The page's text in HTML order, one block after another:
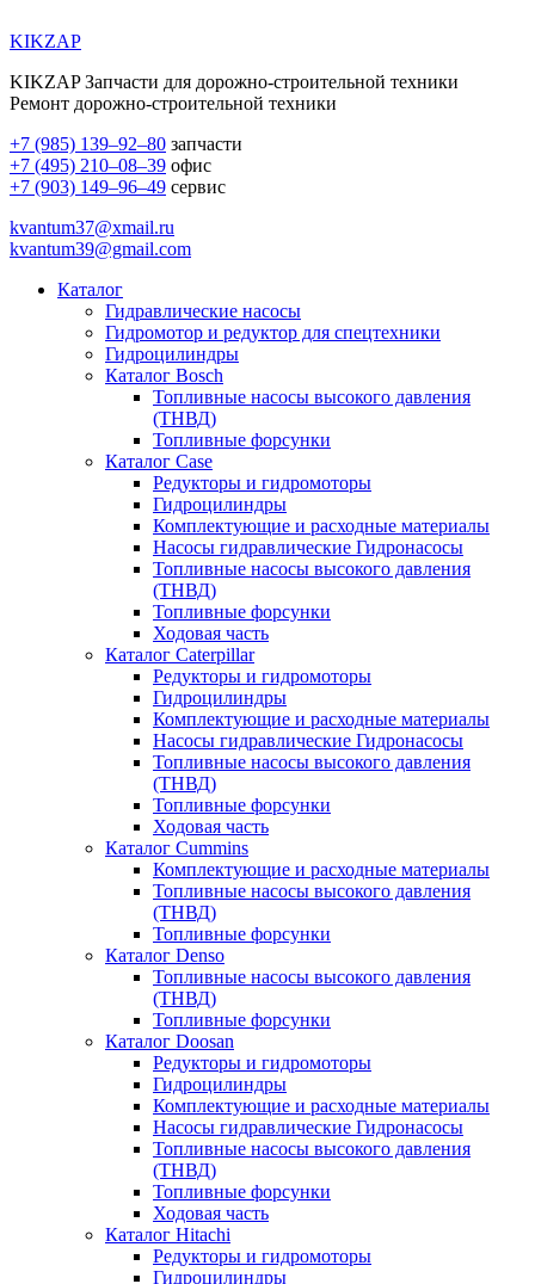
KIKZAP
KIKZAP Запчасти для дорожно-строительной техники
Ремонт дорожно-строительной техники
+7 (985) 139–92–80 запчасти
+7 (495) 210–08–39 офис
+7 (903) 149–96–49 сервис
kvantum37@xmail.ru
kvantum39@gmail.com
Каталог
Гидравлические насосы
Гидромотор и редуктор для спецтехники
Гидроцилиндры
Каталог Bosch
Топливные насосы высокого давления
(ТНВД)
Топливные форсунки
Каталог Case
Редукторы и гидромоторы
Гидроцилиндры
Комплектующие и расходные материалы
Насосы гидравлические Гидронасосы
Топливные насосы высокого давления
(ТНВД)
Топливные форсунки
Ходовая часть
Каталог Caterpillar
Редукторы и гидромоторы
Гидроцилиндры
Комплектующие и расходные материалы
Насосы гидравлические Гидронасосы
Топливные насосы высокого давления
(ТНВД)
Топливные форсунки
Ходовая часть
Каталог Cummins
Комплектующие и расходные материалы
Топливные насосы высокого давления
(ТНВД)
Топливные форсунки
Каталог Denso
Топливные насосы высокого давления
(ТНВД)
Топливные форсунки
Каталог Doosan
Редукторы и гидромоторы
Гидроцилиндры
Комплектующие и расходные материалы
Насосы гидравлические Гидронасосы
Топливные насосы высокого давления
(ТНВД)
Топливные форсунки
Ходовая часть
Каталог Hitachi
Редукторы и гидромоторы
Гидроцилиндры